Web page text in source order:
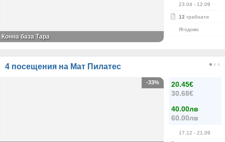
23.04 - 12.09
12 грабнати
Ягодово
Конна база Тара
4 посещения на Мат Пилатес
20.45€
30.68€
40.00лв
60.00лв
17.12 - 21.09
-33%